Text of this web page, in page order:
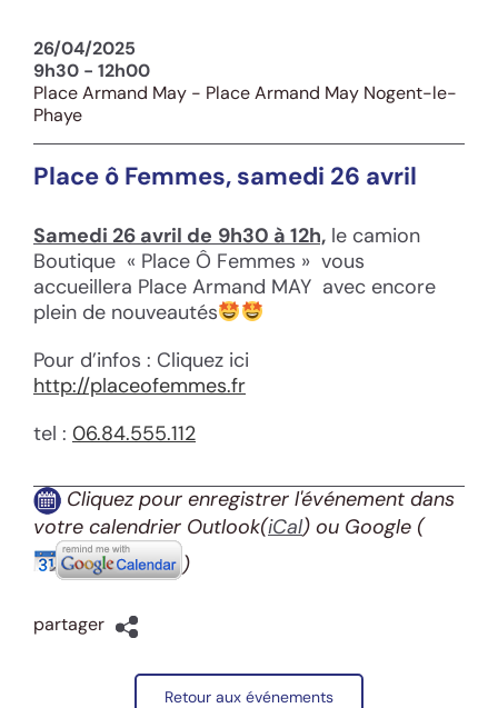
26/04/2025
9h30 - 12h00
Place Armand May - Place Armand May Nogent-le-
Phaye
Place ô Femmes, samedi 26 avril
Samedi 26 avril de 9h30 à 12h, le camion
Boutique « Place Ô Femmes » vous
accueillera Place Armand MAY avec encore
plein de nouveautés
Pour d’infos : Cliquez ici
http://placeofemmes.fr
tel : 06.84.555.112
Cliquez pour enregistrer l'événement dans
votre calendrier Outlook(iCal) ou Google (
)
partager
Retour aux événements